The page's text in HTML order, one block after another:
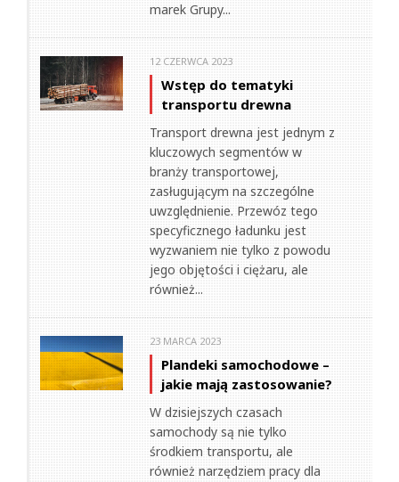
marek Grupy...
12 CZERWCA 2023
Wstęp do tematyki
transportu drewna
Transport drewna jest jednym z
kluczowych segmentów w
branży transportowej,
zasługującym na szczególne
uwzględnienie. Przewóz tego
specyficznego ładunku jest
wyzwaniem nie tylko z powodu
jego objętości i ciężaru, ale
również...
23 MARCA 2023
Plandeki samochodowe –
jakie mają zastosowanie?
W dzisiejszych czasach
samochody są nie tylko
środkiem transportu, ale
również narzędziem pracy dla